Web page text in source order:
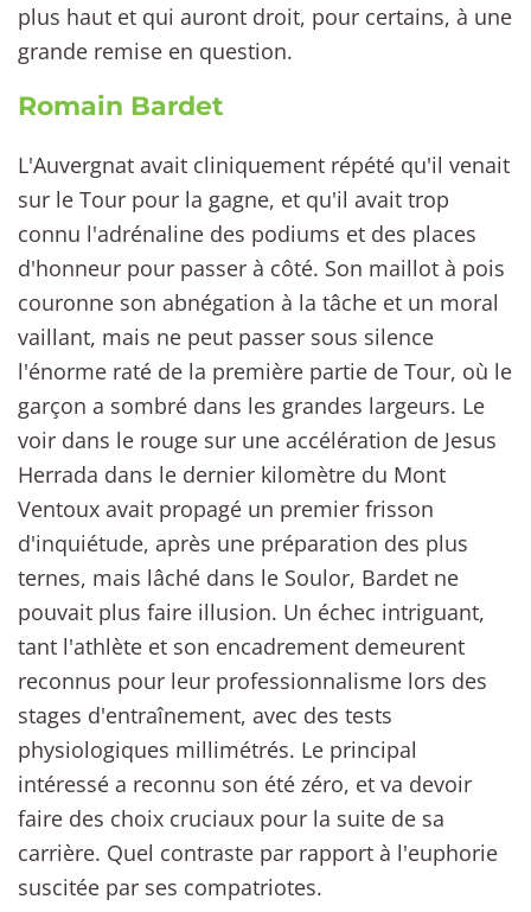
plus haut et qui auront droit, pour certains, à une
grande remise en question.
Romain Bardet
L'Auvergnat avait cliniquement répété qu'il venait
sur le Tour pour la gagne, et qu'il avait trop
connu l'adrénaline des podiums et des places
d'honneur pour passer à côté. Son maillot à pois
couronne son abnégation à la tâche et un moral
vaillant, mais ne peut passer sous silence
l'énorme raté de la première partie de Tour, où le
garçon a sombré dans les grandes largeurs. Le
voir dans le rouge sur une accélération de Jesus
Herrada dans le dernier kilomètre du Mont
Ventoux avait propagé un premier frisson
d'inquiétude, après une préparation des plus
ternes, mais lâché dans le Soulor, Bardet ne
pouvait plus faire illusion. Un échec intriguant,
tant l'athlète et son encadrement demeurent
reconnus pour leur professionnalisme lors des
stages d'entraînement, avec des tests
physiologiques millimétrés. Le principal
intéressé a reconnu son été zéro, et va devoir
faire des choix cruciaux pour la suite de sa
carrière. Quel contraste par rapport à l'euphorie
suscitée par ses compatriotes.